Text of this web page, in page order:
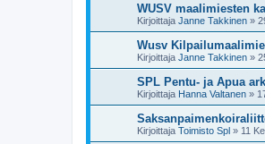
WUSV maalimiesten
Kirjoittaja Janne Takkinen »
Wusv
Kirjoittaja Janne Takkinen »
SPL Pentu- ja Apua
Kirjoittaja Hanna Valtanen »
Kirjoittaja Toimisto Spl » 11